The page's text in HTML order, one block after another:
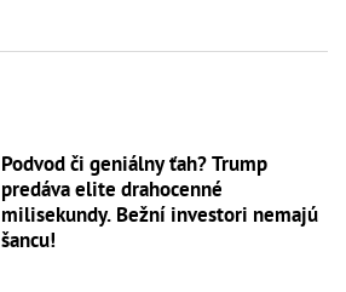
Podvod či geniálny ťah? Trump
predáva elite drahocenné
milisekundy. Bežní investori nemajú
šancu!